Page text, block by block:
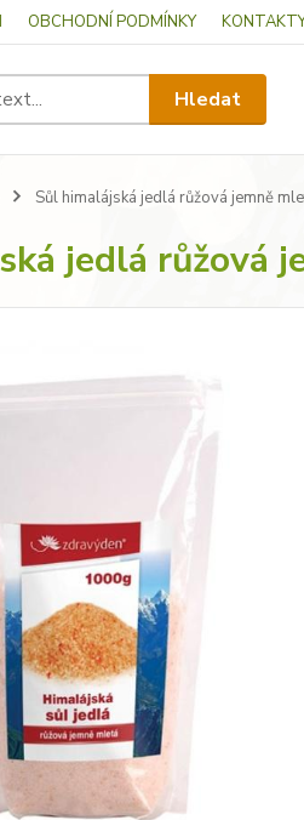
OBCHODNÍ PODMÍNKY
Hledat
Sůl himalájská jedlá růžová jemně
jedlá růžová